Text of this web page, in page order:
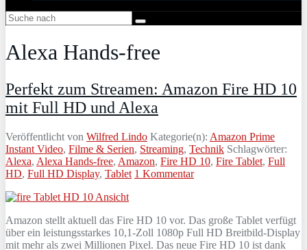
Alexa Hands-free
Perfekt zum Streamen: Amazon Fire HD 10
mit Full HD und Alexa
Veröffentlicht von Wilfred Lindo Kategorie(n): Amazon Prime
Instant Video, Filme & Serien, Streaming, Technik Schlagwörter:
Alexa, Alexa Hands-free, Amazon, Fire HD 10, Fire Tablet, Full
HD, Full HD Display, Tablet 1 Kommentar
Amazon stellt aktuell das Fire HD 10 vor. Das große Tablet verfügt
über ein leistungsstarkes 10,1-Zoll 1080p Full HD Breitbild-Display
mit mehr als zwei Millionen Pixel. Das neue Fire HD 10 ist dank